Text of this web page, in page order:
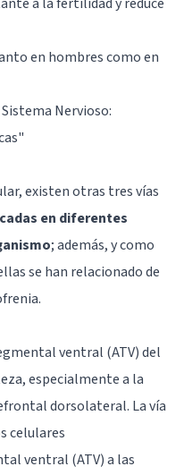
en hombres como en
Nervioso:
"
existen otras tres vías
en diferentes
; además, y como
se han relacionado de
ventral (ATV) del
especialmente a la
dorsolateral. La vía
celulares
ventral (ATV) a las